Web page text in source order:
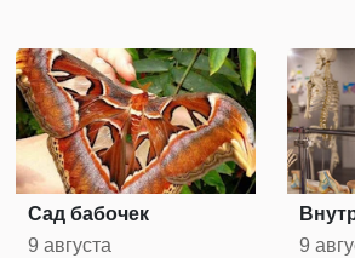
Сад бабочек
9 августа
9